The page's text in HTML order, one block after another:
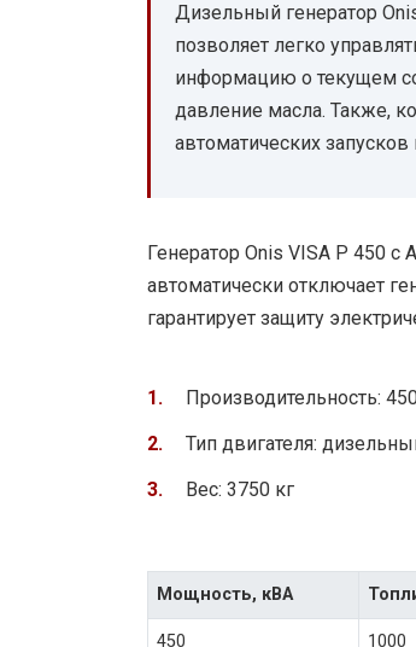
Дизельный генератор
позволяет легко
информацию о текущем
давление масла. Также,
автоматических
Генератор Onis VISA P 450
автоматически отключает
гарантирует защиту
Производительность:
Тип двигателя:
Вес: 3750 кг
Мощность, кВА
450 1000